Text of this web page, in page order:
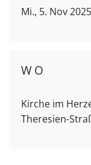
Mi., 5. Nov
WO
Kirche im
Theresien-